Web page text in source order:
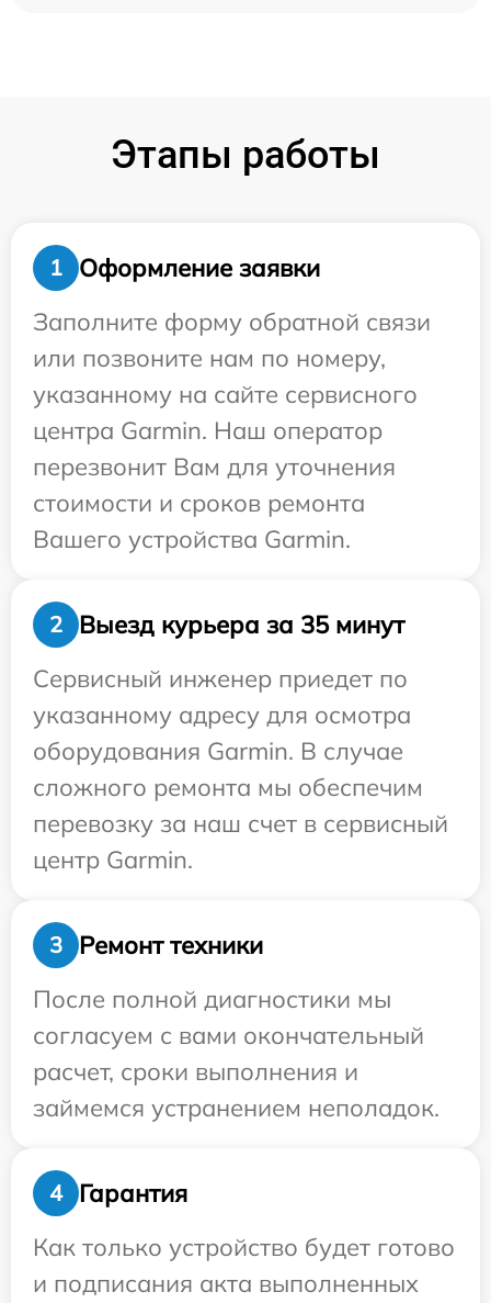
Этапы работы
1
Оформление заявки
Заполните форму обратной связи
или позвоните нам по номеру,
указанному на сайте сервисного
центра Garmin. Наш оператор
перезвонит Вам для уточнения
стоимости и сроков ремонта
Вашего устройства Garmin.
2
Выезд курьера за 35 минут
Сервисный инженер приедет по
указанному адресу для осмотра
оборудования Garmin. В случае
сложного ремонта мы обеспечим
перевозку за наш счет в сервисный
центр Garmin.
3
Ремонт техники
После полной диагностики мы
согласуем с вами окончательный
расчет, сроки выполнения и
займемся устранением неполадок.
4
Гарантия
Как только устройство будет готово
и подписания акта выполненных